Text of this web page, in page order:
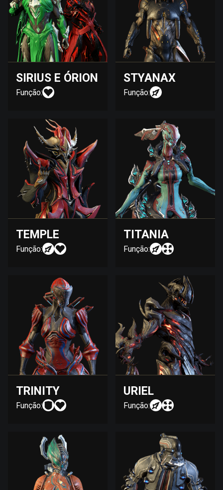
SIRIUS E ÓRION
Função:
STYANAX
Função:
TEMPLE
Função:
TITANIA
Função:
TRINITY
Função:
URIEL
Função: